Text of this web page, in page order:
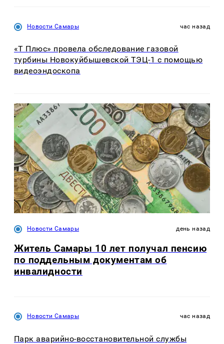
Новости Самары час назад
«Т Плюс» провела обследование газовой
турбины Новокуйбышевской ТЭЦ-1 с помощью
видеоэндоскопа
Новости Самары день назад
Житель Самары 10 лет получал пенсию
по поддельным документам об
инвалидности
Новости Самары час назад
Парк аварийно-восстановительной службы